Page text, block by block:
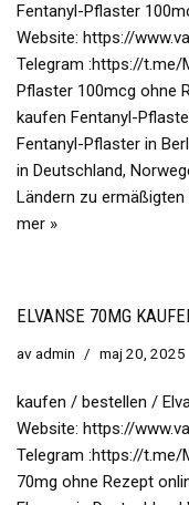
Fentanyl-Pflaster
Website: https://
Telegram :https://t.me/
Pflaster 100mcg ohne
kaufen Fentanyl-
Fentanyl-Pflaster in
in Deutschland,
Ländern zu
mer »
ELVANSE 70MG
avadmin maj 20, 2025
kaufen / bestellen /
Website: https://
Telegram :https://t.me/
70mg ohne Rezept